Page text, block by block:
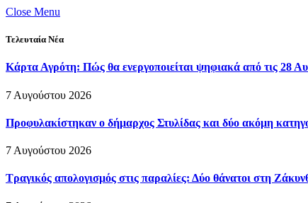
Close Menu
Τελευταία Νέα
Κάρτα Αγρότη: Πώς θα ενεργοποιείται ψηφιακά από τις 28
7 Αυγούστου 2026
Προφυλακίστηκαν ο δήμαρχος Στυλίδας και δύο ακόμη
7 Αυγούστου 2026
Τραγικός απολογισμός στις παραλίες: Δύο θάνατοι στη